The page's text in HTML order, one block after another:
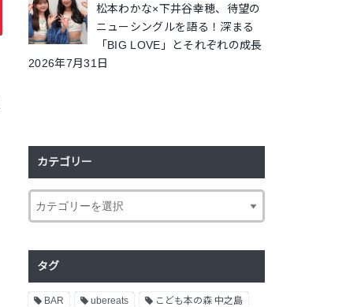
松本わかな×下井谷幸穂、待望の
ニューシングルを語る！深まる
「BIG LOVE」とそれぞれの成長
2026年7月31日
カテゴリー
タグ
BAR ubereats
こども本の森 中之島